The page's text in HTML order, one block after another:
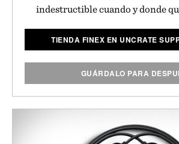
indestructible cuando y donde
TIENDA FINEX EN UNCRATE
GUÁRDALO PARA